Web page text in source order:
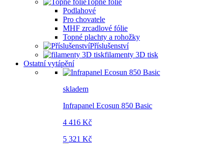
Topné fólie
Podlahové
Pro chovatele
MHF zrcadlové fólie
Topné plachty a rohožky
Příslušenství
filamenty 3D tisk
Ostatní vytápění
skladem
Infrapanel Ecosun 850 Basic
4 416 Kč
5 321 Kč